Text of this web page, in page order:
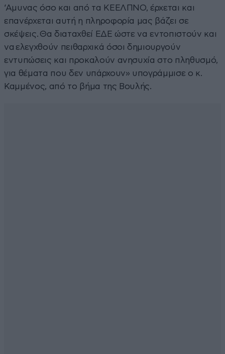
‘Αμυνας όσο και από τα ΚΕΕΛΠΝΟ, έρχεται και
επανέρχεται αυτή η πληροφορία μας βάζει σε
σκέψεις. Θα διαταχθεί ΕΔΕ ώστε να εντοπιστούν και
να ελεγχθούν πειθαρχικά όσοι δημιουργούν
εντυπώσεις και προκαλούν ανησυχία στο πληθυσμό,
για θέματα που δεν υπάρχουν» υπογράμμισε ο κ.
Καμμένος, από το βήμα της Βουλής.